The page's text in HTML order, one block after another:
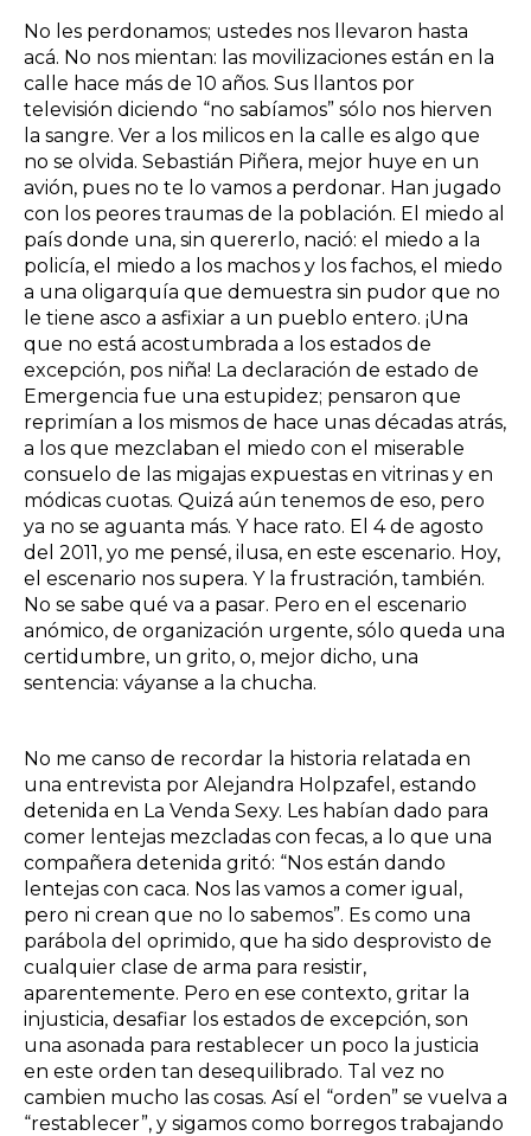
No les perdonamos; ustedes nos llevaron hasta
acá. No nos mientan: las movilizaciones están en la
calle hace más de 10 años. Sus llantos por
televisión diciendo “no sabíamos” sólo nos hierven
la sangre. Ver a los milicos en la calle es algo que
no se olvida. Sebastián Piñera, mejor huye en un
avión, pues no te lo vamos a perdonar. Han jugado
con los peores traumas de la población. El miedo al
país donde una, sin quererlo, nació: el miedo a la
policía, el miedo a los machos y los fachos, el miedo
a una oligarquía que demuestra sin pudor que no
le tiene asco a asfixiar a un pueblo entero. ¡Una
que no está acostumbrada a los estados de
excepción, pos niña! La declaración de estado de
Emergencia fue una estupidez; pensaron que
reprimían a los mismos de hace unas décadas atrás,
a los que mezclaban el miedo con el miserable
consuelo de las migajas expuestas en vitrinas y en
módicas cuotas. Quizá aún tenemos de eso, pero
ya no se aguanta más. Y hace rato. El 4 de agosto
del 2011, yo me pensé, ilusa, en este escenario. Hoy,
el escenario nos supera. Y la frustración, también.
No se sabe qué va a pasar. Pero en el escenario
anómico, de organización urgente, sólo queda una
certidumbre, un grito, o, mejor dicho, una
sentencia: váyanse a la chucha.
No me canso de recordar la historia relatada en
una entrevista por Alejandra Holpzafel, estando
detenida en La Venda Sexy. Les habían dado para
comer lentejas mezcladas con fecas, a lo que una
compañera detenida gritó: “Nos están dando
lentejas con caca. Nos las vamos a comer igual,
pero ni crean que no lo sabemos”. Es como una
parábola del oprimido, que ha sido desprovisto de
cualquier clase de arma para resistir,
aparentemente. Pero en ese contexto, gritar la
injusticia, desafiar los estados de excepción, son
una asonada para restablecer un poco la justicia
en este orden tan desequilibrado. Tal vez no
cambien mucho las cosas. Así el “orden” se vuelva a
“restablecer”, y sigamos como borregos trabajando